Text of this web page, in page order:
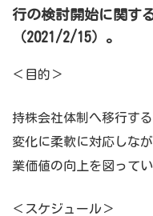
行の検討開始に関す
（2021/2/15）。
＜目的＞
持株会社体制へ移行す
変化に柔軟に対応しな
業価値の向上を図って
＜スケジュール＞